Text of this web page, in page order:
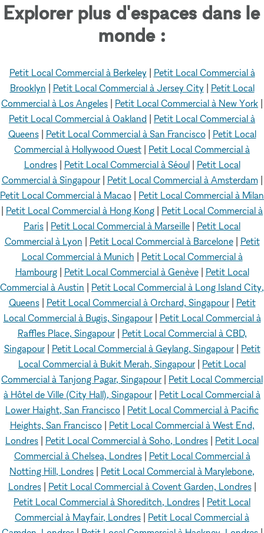
Explorer plus d'espaces dans le
monde :
Petit Local Commercial à Berkeley | Petit Local Commercial à
Brooklyn | Petit Local Commercial à Jersey City | Petit Local
Commercial à Los Angeles | Petit Local Commercial à New York |
Petit Local Commercial à Oakland | Petit Local Commercial à
Queens| Petit Local Commercial à San Francisco| Petit Local
Commercial à Hollywood Ouest | Petit Local Commercial à
Londres| Petit Local Commercial à Séoul| Petit Local
Commercial à Singapour| Petit Local Commercial à Amsterdam|
Petit Local Commercial à Macao | Petit Local Commercial à Milan
| Petit Local Commercial à Hong Kong | Petit Local Commercial à
Paris | Petit Local Commercial à Marseille | Petit Local
Commercial à Lyon | Petit Local Commercial à Barcelone| Petit
Local Commercial à Munich | Petit Local Commercial à
Hambourg| Petit Local Commercial à Genève| Petit Local
Commercial à Austin | Petit Local Commercial à Long Island City,
Queens| Petit Local Commercial à Orchard, Singapour| Petit
Local Commercial à Bugis, Singapour| Petit Local Commercial à
Raffles Place, Singapour| Petit Local Commercial à CBD,
Singapour| Petit Local Commercial à Geylang, Singapour| Petit
Local Commercial à Bukit Merah, Singapour | Petit Local
Commercial à Tanjong Pagar, Singapour | Petit Local Commercial
à Hôtel de Ville (City Hall), Singapour | Petit Local Commercial à
Lower Haight, San Francisco | Petit Local Commercial à Pacific
Heights, San Francisco| Petit Local Commercial à West End,
Londres | Petit Local Commercial à Soho, Londres | Petit Local
Commercial à Chelsea, Londres| Petit Local Commercial à
Notting Hill, Londres | Petit Local Commercial à Marylebone,
Londres| Petit Local Commercial à Covent Garden, Londres|
Petit Local Commercial à Shoreditch, Londres | Petit Local
Commercial à Mayfair, Londres | Petit Local Commercial à